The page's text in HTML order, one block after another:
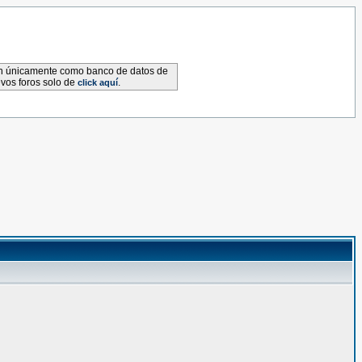
como banco de datos de
foros solo de click aquí.